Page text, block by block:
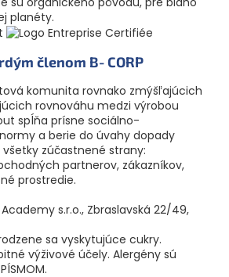
planéty.
členom B‑CORP
komunita rovnako zmýšľajúcich
rovnováhu medzi výrobou
spĺňa prísne sociálno-
a berie do úvahy dopady
zúčastnené strany:
partnerov, zákazníkov,
prostredie.
s.r.o., Zbraslavská 22/49,
sa vyskytujúce cukry.
výživové účely. Alergény sú